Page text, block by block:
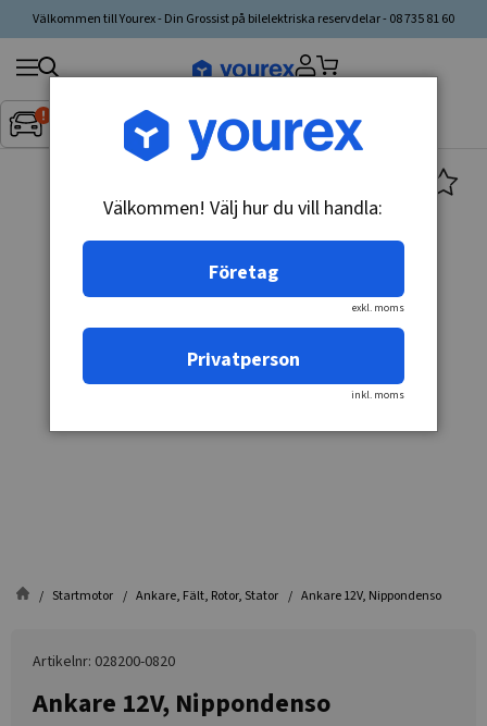
Välkommen till Yourex - Din Grossist på bilelektriska reservdelar - 08 735 81 60
Inget fordon valt▼
Sök
produkt,
tillverkare,
Startmotor Ankare, Fält, Rotor, Stator Ankare 12V, Nippondenso
Artikelnr: 028200-0820
Ankare 12V, Nippondenso
Välkommen! Välj hur du vill handla:
Företag
exkl. moms
Privatperson
inkl. moms